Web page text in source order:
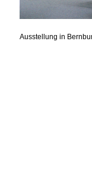
Ausstellung in